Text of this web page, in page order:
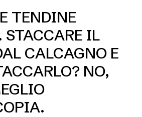
TENDINE
STACCARE IL
CALCAGNO E
NO,